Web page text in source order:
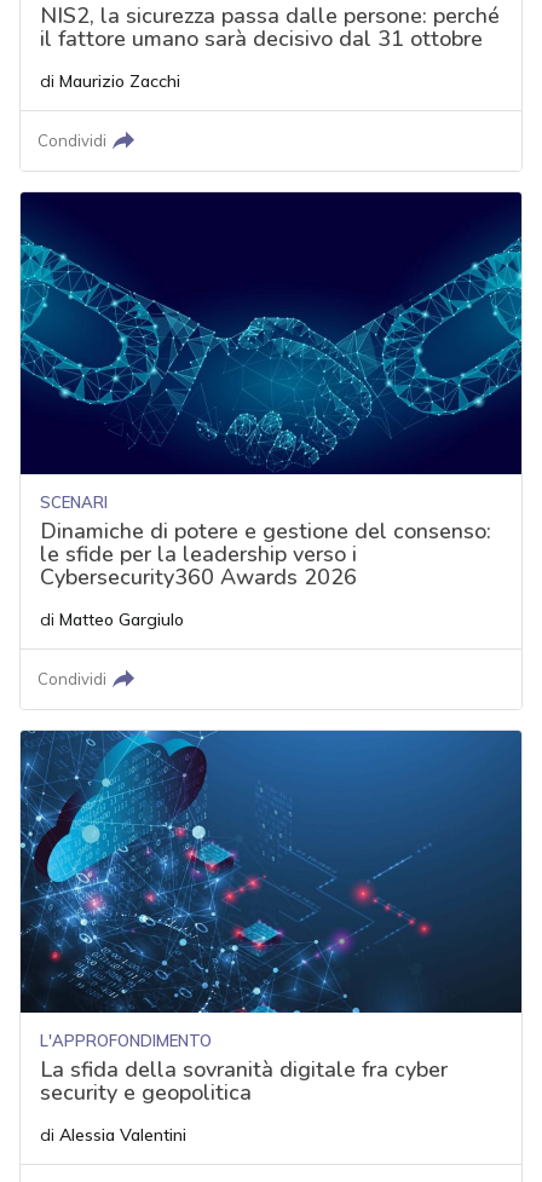
NIS2, la sicurezza passa dalle persone: perché
il fattore umano sarà decisivo dal 31 ottobre
di Maurizio Zacchi
Condividi
SCENARI
Dinamiche di potere e gestione del consenso:
le sfide per la leadership verso i
Cybersecurity360 Awards 2026
di Matteo Gargiulo
Condividi
L'APPROFONDIMENTO
La sfida della sovranità digitale fra cyber
security e geopolitica
di Alessia Valentini